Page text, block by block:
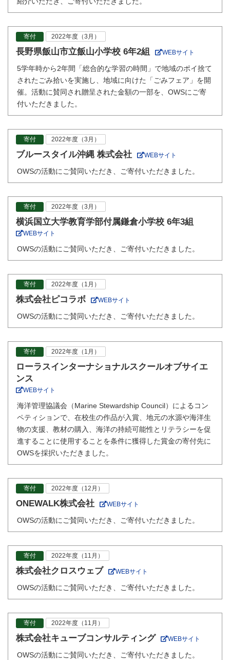
寄付 2022年度（3月）
長野県飯山市立飯山小学校 6年2組 WEBサイト
5学年時から2年間「総合的な学習の時間」で地域のポイ捨て
されたごみ拾いを実施し、地域に向けた「ごみフェア」を開
催。活動に賛同され贈呈された金額の一部を、OWSにご寄
付いただきました。
寄付 2022年度（3月）
ブルースタイル沖縄 株式会社 WEBサイト
OWSの活動にご賛同いただき、ご寄付いただきました。
寄付 2022年度（3月）
横浜国立大学教育学部付属鎌倉小学校 6年3組
WEBサイト
OWSの活動にご賛同いただき、ご寄付いただきました。
寄付 2022年度（1月）
株式会社ピコラボ WEBサイト
OWSの活動にご賛同いただき、ご寄付いただきました。
寄付 2022年度（1月）
ローラスインターナショナルスクールオブサイエ
ンス
WEBサイト
海洋管理協議会（Marine Stewardship Council）によるコン
ペティションで、在校生の作品が入賞、地元の水源や海洋生
物の支援、教材の購入、海洋の持続可能性とリテラシーを促
進することに使用することを条件に獲得した賞金の寄付先に
OWSを採択いただきました。
寄付 2022年度（12月）
ONEWALK株式会社 WEBサイト
OWSの活動にご賛同いただき、ご寄付いただきました。
寄付 2022年度（11月）
株式会社クロスウェブ WEBサイト
OWSの活動にご賛同いただき、ご寄付いただきました。
寄付 2022年度（11月）
株式会社キューブコンサルティング WEBサイト
OWSの活動にご賛同いただき、ご寄付いただきました。